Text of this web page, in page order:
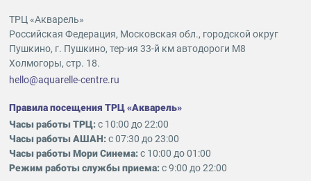
ТРЦ «Акварель»
Российская Федерация, Московская обл., городской округ
Пушкино, г. Пушкино, тер-ия 33-й км автодороги М8
Холмогоры, стр. 18.
hello@aquarelle-centre.ru
Правила посещения ТРЦ «Акварель»
Часы работы ТРЦ:с 10:00 до 22:00
Часы работы АШАН:с 07:30 до 23:00
Часы работы Мори Синема:с 10:00 до 01:00
Режим работы службы приема:с 9:00 до 22:00